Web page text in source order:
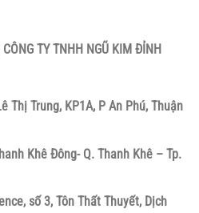
CÔNG TY TNHH NGŨ KIM ĐỈNH
Thị Trung, KP1A, P An Phú, Thuận
Khê Đông- Q. Thanh Khê – Tp.
số 3, Tôn Thất Thuyết, Dịch